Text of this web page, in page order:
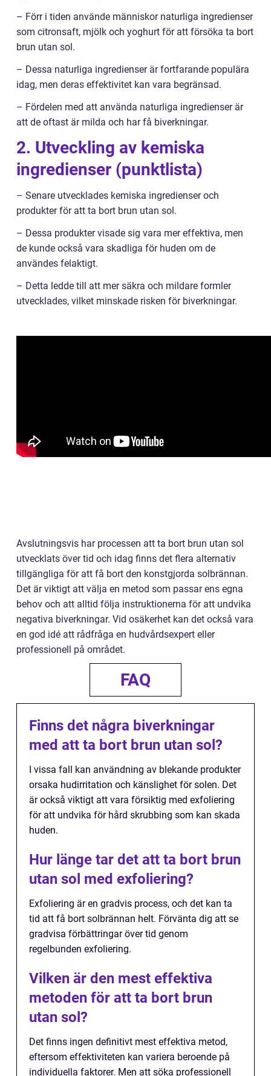
– Förr i tiden använde människor naturliga ingredienser
som citronsaft, mjölk och yoghurt för att försöka ta bort
brun utan sol.
– Dessa naturliga ingredienser är fortfarande populära
idag, men deras effektivitet kan vara begränsad.
– Fördelen med att använda naturliga ingredienser är
att de oftast är milda och har få biverkningar.
2. Utveckling av kemiska
ingredienser (punktlista)
– Senare utvecklades kemiska ingredienser och
produkter för att ta bort brun utan sol.
– Dessa produkter visade sig vara mer effektiva, men
de kunde också vara skadliga för huden om de
användes felaktigt.
– Detta ledde till att mer säkra och mildare formler
utvecklades, vilket minskade risken för biverkningar.
Avslutningsvis har processen att ta bort brun utan sol
utvecklats över tid och idag finns det flera alternativ
tillgängliga för att få bort den konstgjorda solbrännan.
Det är viktigt att välja en metod som passar ens egna
behov och att alltid följa instruktionerna för att undvika
negativa biverkningar. Vid osäkerhet kan det också vara
en god idé att rådfråga en hudvårdsexpert eller
professionell på området.
FAQ
Finns det några biverkningar
med att ta bort brun utan sol?
I vissa fall kan användning av blekande produkter
orsaka hudirritation och känslighet för solen. Det
är också viktigt att vara försiktig med exfoliering
för att undvika för hård skrubbing som kan skada
huden.
Hur länge tar det att ta bort brun
utan sol med exfoliering?
Exfoliering är en gradvis process, och det kan ta
tid att få bort solbrännan helt. Förvänta dig att se
gradvisa förbättringar över tid genom
regelbunden exfoliering.
Vilken är den mest effektiva
metoden för att ta bort brun
utan sol?
Det finns ingen definitivt mest effektiva metod,
eftersom effektiviteten kan variera beroende på
individuella faktorer. Men att söka professionell